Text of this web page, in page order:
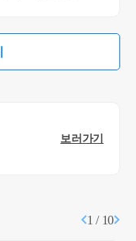
보러가기
1 / 10